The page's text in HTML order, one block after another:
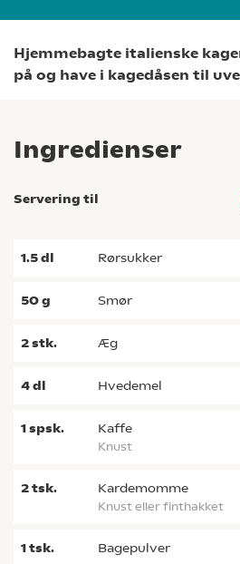
Hjemmebagte italienske
på og have i kagedåsen til
Ingredienser
Servering til
1.5dl rørsukker
50g smør
2stk. æg
4dl hvedemel
1spsk. kaffe
knust
2tsk. kardemomme
Knust eller finthakket
1tsk. bagepulver